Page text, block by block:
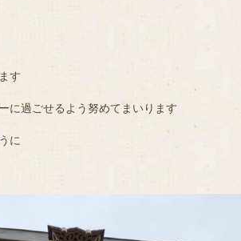
す
に過ごせるよう努めてまいります
に